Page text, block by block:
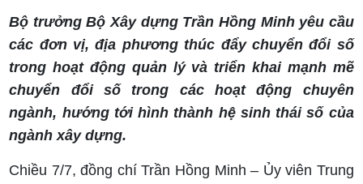
Bộ trưởng Bộ Xây dựng Trần Hồng Minh yêu cầu
các đơn vị, địa phương thúc đẩy chuyển đổi số
trong hoạt động quản lý và triển khai mạnh mẽ
chuyển đổi số trong các hoạt động chuyên
ngành, hướng tới hình thành hệ sinh thái số của
ngành xây dựng.
Chiều 7/7, đồng chí Trần Hồng Minh – Ủy viên Trung